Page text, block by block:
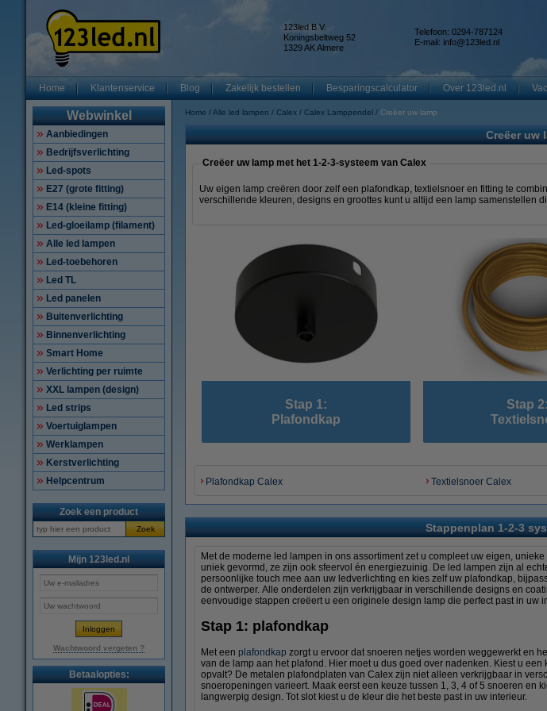
123led B.V.
Koningsbeltweg 52
1329 AK Almere
Telefoon: 0294-787124
E-mail: info@123led.nl
Home Klantenservice Blog Zakelijk bestellen Besparingscalculator Over 123led.nl
Webwinkel
Aanbiedingen
Bedrijfsverlichting
Led-spots
E27 (grote fitting)
E14 (kleine fitting)
Led-gloeilamp (filament)
Alle led lampen
Led-toebehoren
Led TL
Led panelen
Buitenverlichting
Binnenverlichting
Smart Home
Verlichting per ruimte
XXL lampen (design)
Led strips
Voertuiglampen
Werklampen
Kerstverlichting
Helpcentrum
Zoek een product
Zoek
Mijn 123led.nl
Wachtwoord vergeten ?
Betaalopties:
Home Alle led lampen Calex Calex Lamppendel Creëer uw lamp
Creëer uw
Creëer uw lamp met het 1-2-3-systeem van Calex
Uw eigen lamp creëren door zelf een plafondkap, textielsnoer en fitting te
verschillende kleuren, designs en groottes kunt u altijd een lamp samenstellen
Stap 1:
Plafondkap
Stap 2:
Plafondkap Calex Textielsnoer Calex
Stappenplan 1-2-3
Met de moderne led lampen in ons assortiment zet u compleet uw eigen,
uniek gevormd, ze zijn ook sfeervol én energiezuinig. De led lampen zijn al
persoonlijke touch mee aan uw ledverlichting en kies zelf uw plafondkap,
de ontwerper. Alle onderdelen zijn verkrijgbaar in verschillende designs en
eenvoudige stappen creëert u een originele design lamp die perfect past in uw
Stap 1: plafondkap
Met een plafondkap zorgt u ervoor dat snoeren netjes worden weggewerkt en
van de lamp aan het plafond. Hier moet u dus goed over nadenken. Kiest u
opvalt? De metalen plafondplaten van Calex zijn niet alleen verkrijgbaar in
snoeropeningen varieert. Maak eerst een keuze tussen 1, 3, 4 of 5 snoeren en
langwerpig design. Tot slot kiest u de kleur die het beste past in uw interieur.